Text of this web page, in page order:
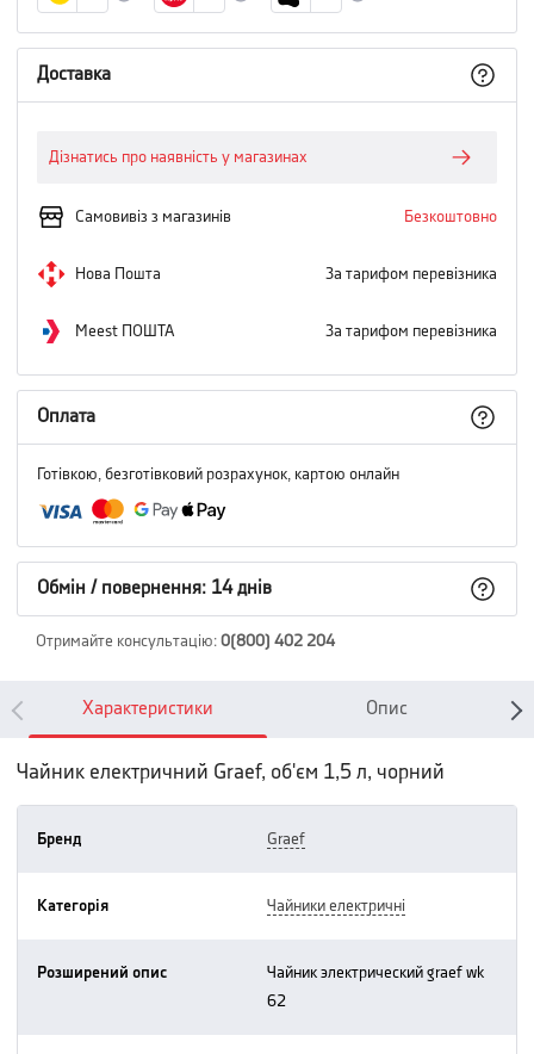
Доставка
Дізнатись про наявність у магазинах
Самовивіз з магазинів Безкоштовно
Нова Пошта За тарифом перевізника
Meest ПОШТА За тарифом перевізника
Оплата
Готівкою, безготівковий розрахунок, картою онлайн
Обмін / повернення: 14 днів
Отримайте консультацію: 0(800) 402 204
Характеристики Опис
Чайник електричний Graef, об'єм 1,5 л, чорний
Бренд graef
Категорія чайники електричні
Розширений опис
чайник электрический graef wk
62